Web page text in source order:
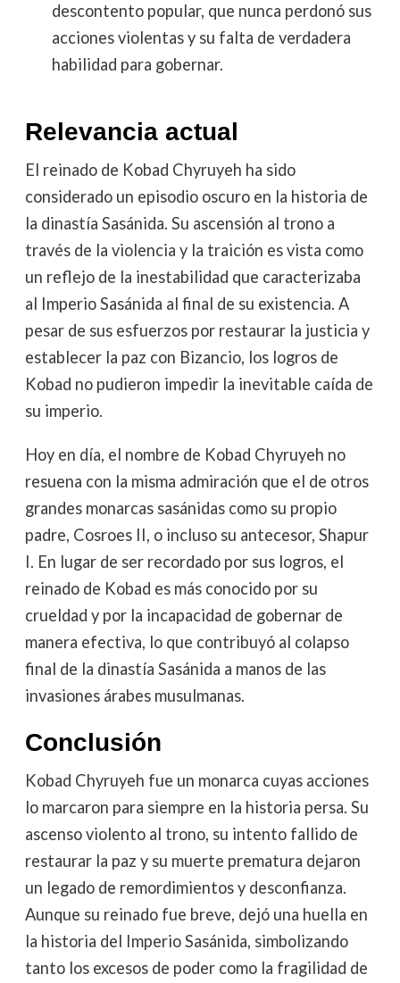
descontento popular, que nunca perdonó sus
acciones violentas y su falta de verdadera
habilidad para gobernar.
Relevancia actual
El reinado de Kobad Chyruyeh ha sido
considerado un episodio oscuro en la historia de
la dinastía Sasánida. Su ascensión al trono a
través de la violencia y la traición es vista como
un reflejo de la inestabilidad que caracterizaba
al Imperio Sasánida al final de su existencia. A
pesar de sus esfuerzos por restaurar la justicia y
establecer la paz con Bizancio, los logros de
Kobad no pudieron impedir la inevitable caída de
su imperio.
Hoy en día, el nombre de Kobad Chyruyeh no
resuena con la misma admiración que el de otros
grandes monarcas sasánidas como su propio
padre, Cosroes II, o incluso su antecesor, Shapur
I. En lugar de ser recordado por sus logros, el
reinado de Kobad es más conocido por su
crueldad y por la incapacidad de gobernar de
manera efectiva, lo que contribuyó al colapso
final de la dinastía Sasánida a manos de las
invasiones árabes musulmanas.
Conclusión
Kobad Chyruyeh fue un monarca cuyas acciones
lo marcaron para siempre en la historia persa. Su
ascenso violento al trono, su intento fallido de
restaurar la paz y su muerte prematura dejaron
un legado de remordimientos y desconfianza.
Aunque su reinado fue breve, dejó una huella en
la historia del Imperio Sasánida, simbolizando
tanto los excesos de poder como la fragilidad de